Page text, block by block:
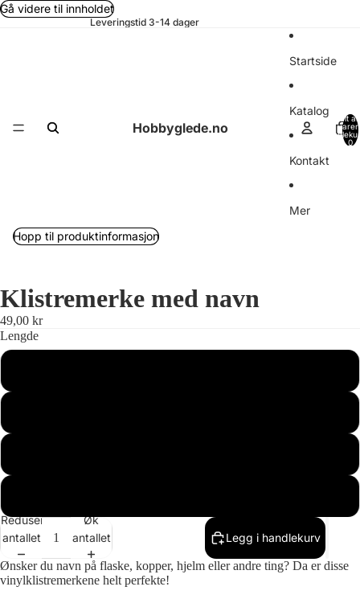
Gå videre til innholdet
Leveringstid 3-14 dager
Hobbyglede.no
Startside
Katalog
Kontakt
Mer
Totalt
varer
0
Hopp til produktinformasjon
Klistremerke med navn
49,00 kr
Lengde
Reduser
antallet
Øk
antallet
Legg i handlekurv
Ønsker du navn på flaske, kopper, hjelm eller andre ting? Da er disse
vinylklistremerkene helt perfekte!